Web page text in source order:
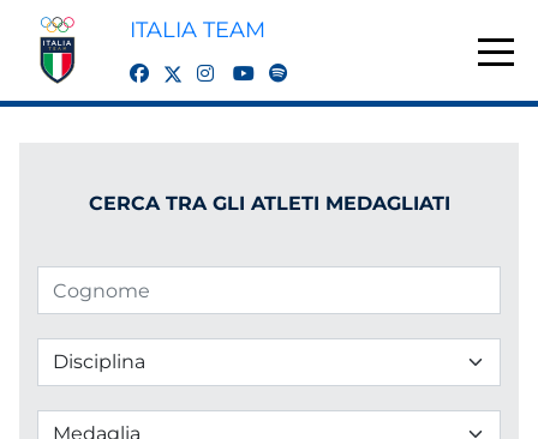
ITALIA TEAM
facebook
twitter
instagram
youtube
spotify
CERCA TRA GLI ATLETI MEDAGLIATI